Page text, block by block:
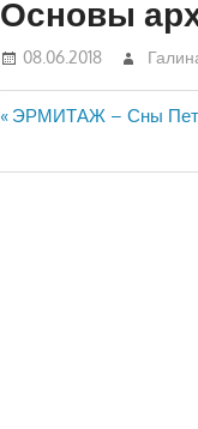
Основы
08.06.2018
Previous
ЭРМИТАЖ – Сны